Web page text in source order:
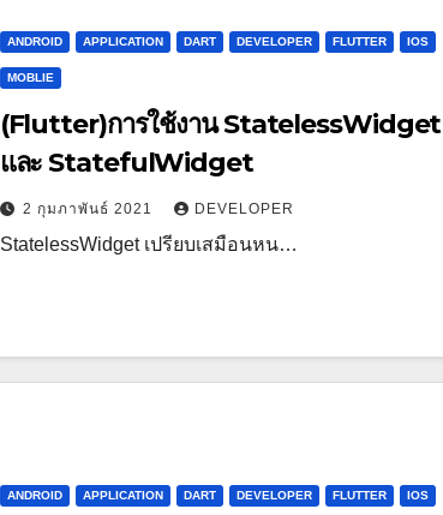
ANDROID APPLICATION DART DEVELOPER FLUTTER IOS
MOBLIE
(Flutter)การใช้งาน StatelessWidget
และ StatefulWidget
2 กุมภาพันธ์ 2021 DEVELOPER
StatelessWidget เปรียบเสมือนหน…
ANDROID APPLICATION DART DEVELOPER FLUTTER IOS